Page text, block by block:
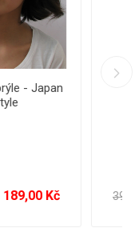
brýle - Kočička
Kč 129,00 Kč